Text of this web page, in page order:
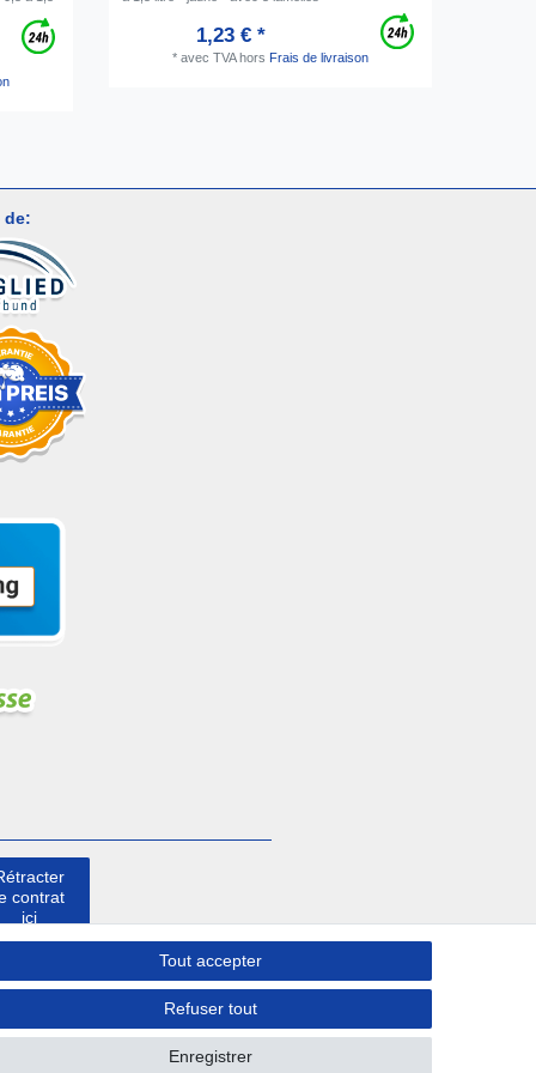
1,23 € *
* avec TVAhors Frais de livraison
de:
Tout accepter
Refuser tout
Enregistrer
contrat
ici